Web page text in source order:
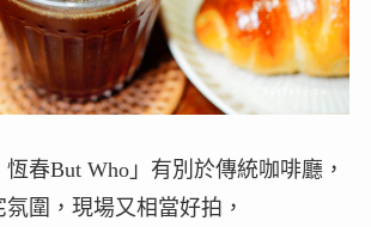
恆春But Who」有別於傳統咖啡廳，
圍，現場又相當好拍，